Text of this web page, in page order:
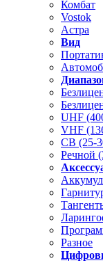
Комбат
Vostok
Астра
Вид
UHF
VHF
CB (25-
Речной
Разное